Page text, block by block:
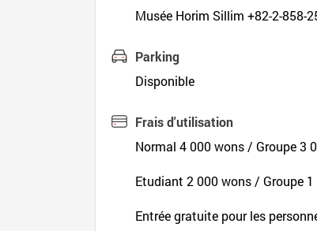
Musée Horim Sillim +82-2-858-
Parking
Disponible
Frais d'utilisation
Normal 4 000 wons / Groupe 3
Etudiant 2 000 wons / Groupe
Entrée gratuite pour les